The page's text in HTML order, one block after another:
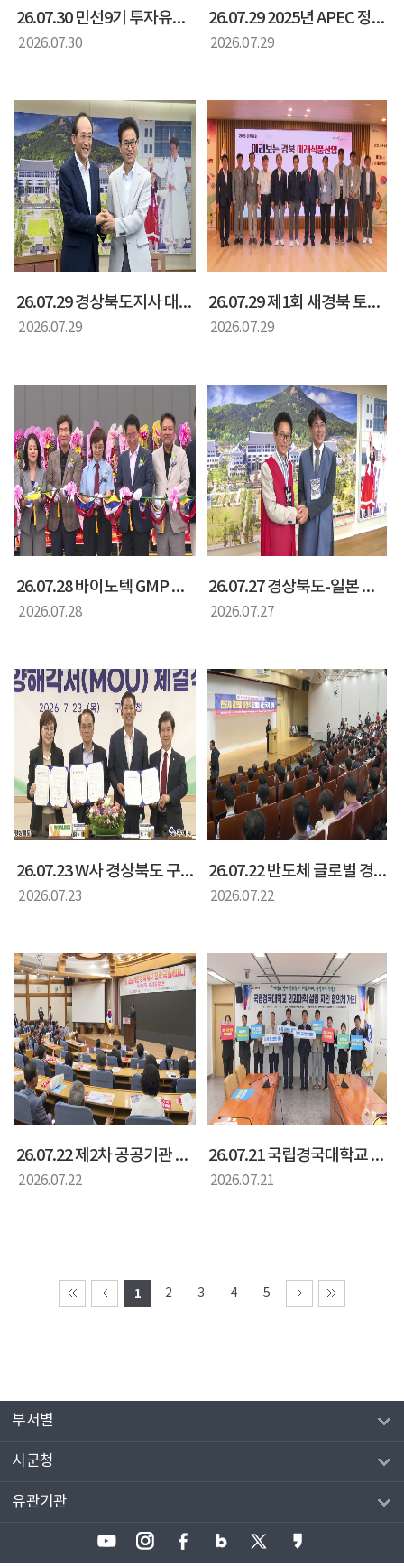
26.07.30 민선9기 투자유치특별위원회 출범식
2026.07.30
26.07.29 2025년 APEC 정상회의 백서 및 화보집 발간 기념회
2026.07.29
26.07.29 경상북도지사 대구시장 면담
2026.07.29
26.07.29 제1회 새경북 토론회 미리보는 경북 미래 식품산업
2026.07.29
26.07.28 바이노텍 GMP 공장 준공식
2026.07.28
26.07.27 경상북도-일본 나라현 상호 교류협약 간담회
2026.07.27
26.07.23 W사 경상북도 구미시 투자양해각서 체결식(양금희 경상북도 정무부지사)
2026.07.23
26.07.22 반도체 글로벌 경쟁력 강화를 위한 국가 전략 국회 토론회(양금희 경제부지사)
2026.07.22
26.07.22 제2차 공공기관 경북 유치 전략 국회 세미나(화명석 경상북도 행정부지사)
2026.07.22
26.07.21 국립경국대학교 의과대학 설립 지원 협력 간담회(황명석 행정부지사)
2026.07.21
1 2 3 4 5
부서별
시군청
유관기관